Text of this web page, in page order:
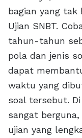
bagian yang
Ujian SNBT.
tahun-tahun
pola dan jenis
dapat
waktu yang
soal tersebut.
sangat
ujian yang